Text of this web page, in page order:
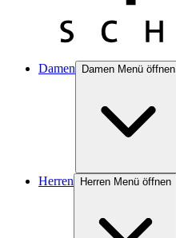
Damen Damen Menü öffnen
Herren Herren Menü öffnen